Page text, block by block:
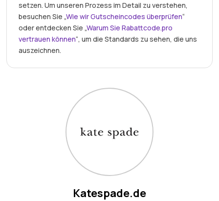
setzen. Um unseren Prozess im Detail zu verstehen,
besuchen Sie „Wie wir Gutscheincodes überprüfen“
oder entdecken Sie „Warum Sie Rabattcode.pro
vertrauen können“, um die Standards zu sehen, die uns
auszeichnen.
Katespade.de